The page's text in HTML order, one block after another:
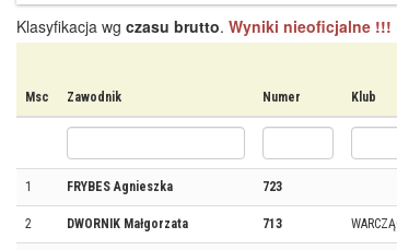
Klasyfikacja wg czasu brutto. Wyniki nieoficjalne !!!
Msc Zawodnik Numer Klub
1 FRYBES Agnieszka 723
2 DWORNIK Małgorzata 713